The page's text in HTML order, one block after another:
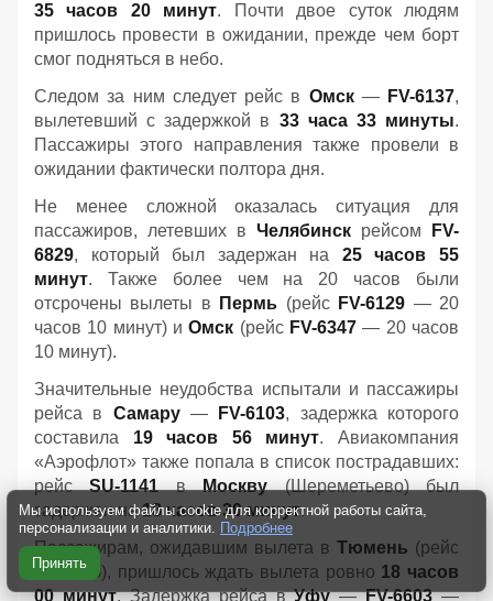
35 часов 20 минут. Почти двое суток людям
пришлось провести в ожидании, прежде чем борт
смог подняться в небо.
Следом за ним следует рейс в Омск— FV-6137,
вылетевший с задержкой в 33 часа 33 минуты.
Пассажиры этого направления также провели в
ожидании фактически полтора дня.
Не менее сложной оказалась ситуация для
пассажиров, летевших в Челябинск рейсом
FV-
6829, который был задержан на 25 часов 55
минут. Также более чем на 20 часов были
отсрочены вылеты в
Пермь (рейс FV-6129 — 20
часов 10 минут) иОмск (рейс FV-6347 — 20 часов
10 минут).
Значительные неудобства испытали и пассажиры
рейса в Самару— FV-6103, задержка которого
составила 19 часов 56 минут. Авиакомпания
«Аэрофлот» также попала в список пострадавших:
рейсSU-1141вМоскву(Шереметьево) был
задержан на18 часов 30 минут.
Пассажирам, ожидавшим вылета в Тюмень (рейс
FV-6135), пришлось ждать вылета ровно 18 часов
00 минут. Задержка рейса вУфу—FV-6603—
Мы используем файлы cookie для корректной работы сайта,
персонализации и аналитики. Подробнее
Принять